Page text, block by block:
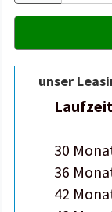
unser
30
36
42